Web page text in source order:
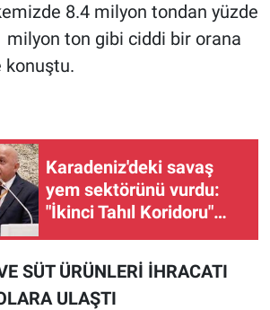
8.4 milyon tondan yüzde
milyon ton gibi ciddi bir orana
konuştu.
Karadeniz'deki savaş
yem sektörünü vurdu:
"İkinci Tahıl Koridoru"
çağrısı
SÜT ÜRÜNLERİ İHRACATI
ULAŞTI